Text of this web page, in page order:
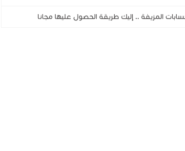
المزيفة .. إليك طريقة الحصول عليها مجانا